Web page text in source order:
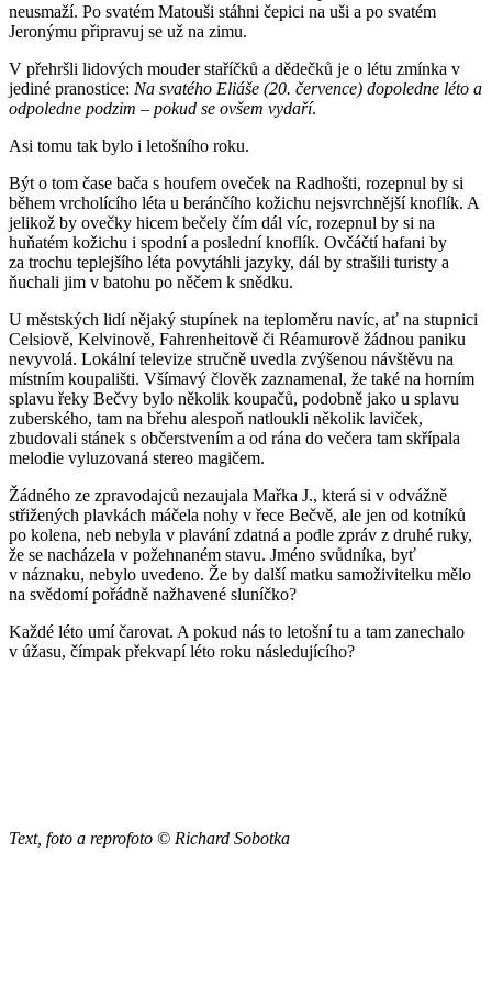
neusmaží. Po svatém Matouši stáhni čepici na uši a po svatém
Jeronýmu připravuj se už na zimu.
V přehršli lidových mouder staříčků a dědečků je o létu zmínka v
jediné pranostice: Na svatého Eliáše (20. července) dopoledne léto a
odpoledne podzim – pokud se ovšem vydaří.
Asi tomu tak bylo i letošního roku.
Být o tom čase bača s houfem oveček na Radhošti, rozepnul by si
během vrcholícího léta u beránčího kožichu nejsvrchnější knoflík. A
jelikož by ovečky hicem bečely čím dál víc, rozepnul by si na
huňatém kožichu i spodní a poslední knoflík. Ovčáčtí hafani by
za trochu teplejšího léta povytáhli jazyky, dál by strašili turisty a
ňuchali jim v batohu po něčem k snědku.
U městských lidí nějaký stupínek na teploměru navíc, ať na stupnici
Celsiově, Kelvinově, Fahrenheitově či Réamurově žádnou paniku
nevyvolá. Lokální televize stručně uvedla zvýšenou návštěvu na
místním koupališti. Všímavý člověk zaznamenal, že také na horním
splavu řeky Bečvy bylo několik koupačů, podobně jako u splavu
zuberského, tam na břehu alespoň natloukli několik laviček,
zbudovali stánek s občerstvením a od rána do večera tam skřípala
melodie vyluzovaná stereo magičem.
Žádného ze zpravodajců nezaujala Mařka J., která si v odvážně
střižených plavkách máčela nohy v řece Bečvě, ale jen od kotníků
po kolena, neb nebyla v plavání zdatná a podle zpráv z druhé ruky,
že se nacházela v požehnaném stavu. Jméno svůdníka, byť
v náznaku, nebylo uvedeno. Že by další matku samoživitelku mělo
na svědomí pořádně nažhavené sluníčko?
Každé léto umí čarovat. A pokud nás to letošní tu a tam zanechalo
v úžasu, čímpak překvapí léto roku následujícího?
Text, foto a reprofoto © Richard Sobotka